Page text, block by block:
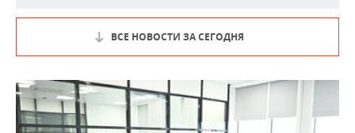
ВСЕ НОВОСТИ ЗА СЕГОДНЯ